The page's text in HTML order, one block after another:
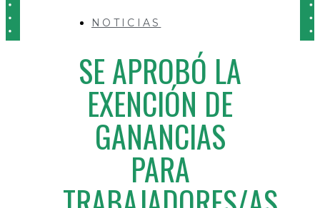
NOTICIAS
SE APROBÓ LA
EXENCIÓN DE
GANANCIAS
PARA